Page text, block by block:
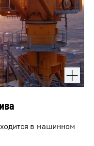
в машинном